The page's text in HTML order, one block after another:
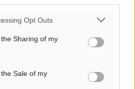
Opt Outs
Sharing of my
Sale of my
από 129.000 επιβάτες
στις τουριστικές επενδύσεις